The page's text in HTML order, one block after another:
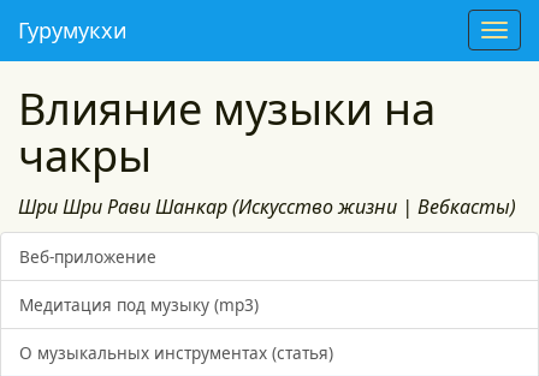
T
o
a
a
Гурумукхи
Влияние музыки на
чакры
Шри Шри Рави Шанкар (Искусство жизни | Вебкасты)
Веб-приложение
Медитация под музыку (mp3)
О музыкальных инструментах (статья)